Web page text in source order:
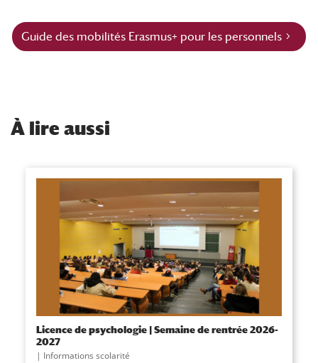
Guide des mobilités Erasmus+ pour les personnels
À lire aussi
Licence de psychologie | Semaine de rentrée 2026-
2027
Informations scolarité